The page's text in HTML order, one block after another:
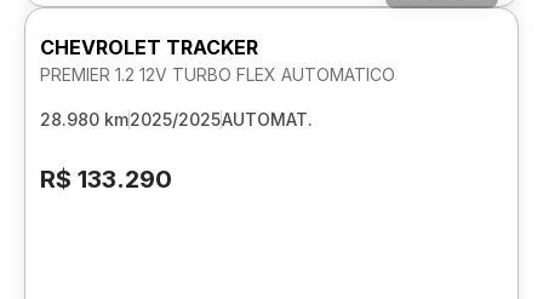
CHEVROLET TRACKER
PREMIER 1.2 12V TURBO FLEX AUTOMATICO
28.980 km2025/2025AUTOMAT.
R$ 133.290